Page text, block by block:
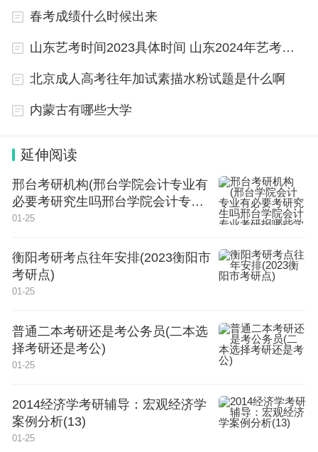
二、新高考Ⅱ卷（全国统一命题）
史、政治、地理、生物、化学
三、全国甲卷（全国统一命题）
考试科目（4科）：语文、文科数学/理科数学、外
语、文科综合/理科综合
注：云南省实行新教材老高考，高考时不再区分文科
四、全国乙卷（ 全国统一命题）
语、文科综合/理科综合
注：安徽、山西、黑龙江、吉林四省实行新教材老高
生均考一套数学试卷。
春考成绩什么时候出来
山东艺考时间2023具体时间 山东2024年艺考时间表
北京成人高考往年加试素描水粉试题是什么啊
内蒙古有哪些大学
延伸阅读
邢台考研机构(邢台学院会计专业有
必要考研究生吗邢台学院会计专业
考研报哪些学校)
01-25
衡阳考研考点往年安排(2023衡阳市
考研点)
01-25
普通二本考研还是考公务员(二本选
择考研还是考公)
01-25
2014经济学考研辅导：宏观经济学
案例分析(13)
01-25